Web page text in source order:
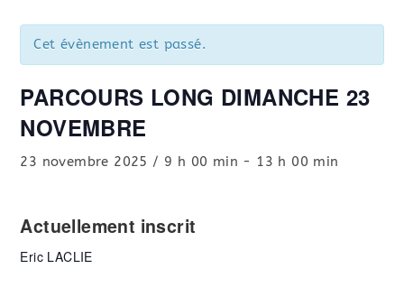
Cet évènement est passé.
PARCOURS LONG DIMANCHE 23
NOVEMBRE
23 novembre 2025 / 9 h 00 min - 13 h 00 min
Actuellement inscrit
Eric LACLIE